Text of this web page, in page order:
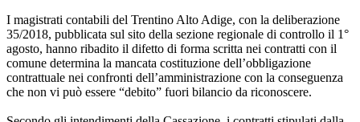
I magistrati contabili del Trentino Alto Adige, con la deliberazione
35/2018, pubblicata sul sito della sezione regionale di controllo il 1°
agosto, hanno ribadito il difetto di forma scritta nei contratti con il
comune determina la mancata costituzione dell’obbligazione
contrattuale nei confronti dell’amministrazione con la conseguenza
che non vi può essere “debito” fuori bilancio da riconoscere.